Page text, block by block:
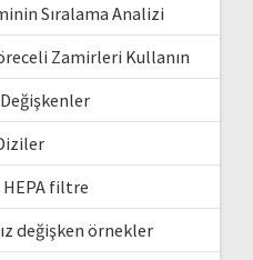
Sıralama Analizi
Zamirleri Kullanın
Değişkenler
filtre
değişken örnekler